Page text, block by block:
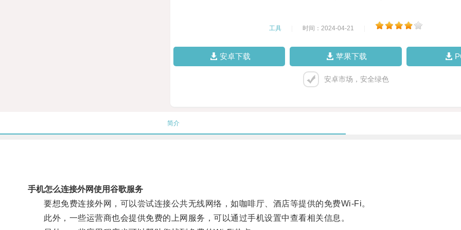
工具 时间：2024-04-21
安卓下载 苹果下载
安卓市场，安全绿色
简介
手机怎么连接外网使用谷歌服务
要想免费连接外网，可以尝试连接公共无线网络，如咖啡厅、酒店等提供的免费Wi-Fi。
此外，一些运营商也会提供免费的上网服务，可以通过手机设置中查看相关信息。